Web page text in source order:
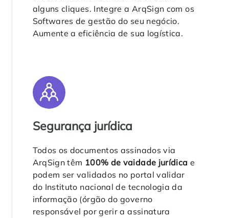
alguns cliques. Integre a ArqSign com os
Softwares de gestão do seu negócio.
Aumente a eficiência de sua logística.
Segurança jurídica
Todos os documentos assinados via
ArqSign têm 100% de vaidade jurídica e
podem ser validados no portal validar
do Instituto nacional de tecnologia da
informação (órgão do governo
responsável por gerir a assinatura